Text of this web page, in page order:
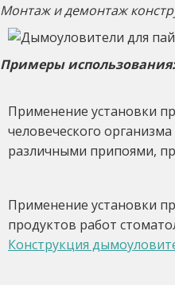
Монтаж и демонтаж
Примеры использования:
Применение установки
человеческого
различными припоями,
Применение установки
продуктов работ
Конструкция